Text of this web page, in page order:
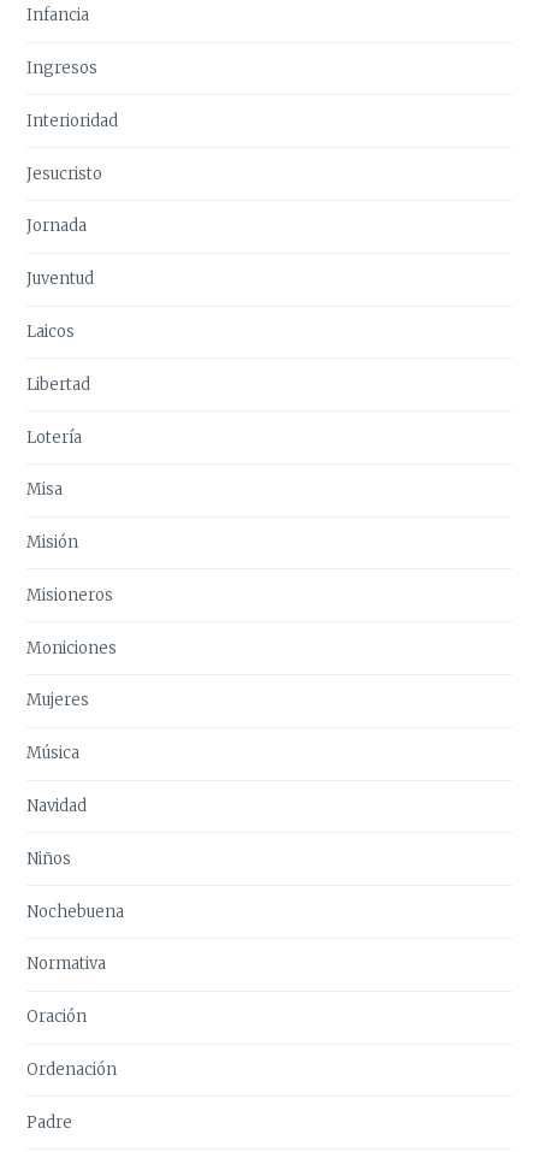
Infancia
Ingresos
Interioridad
Jesucristo
Jornada
Juventud
Laicos
Libertad
Lotería
Misa
Misión
Misioneros
Moniciones
Mujeres
Música
Navidad
Niños
Nochebuena
Normativa
Oración
Ordenación
Padre